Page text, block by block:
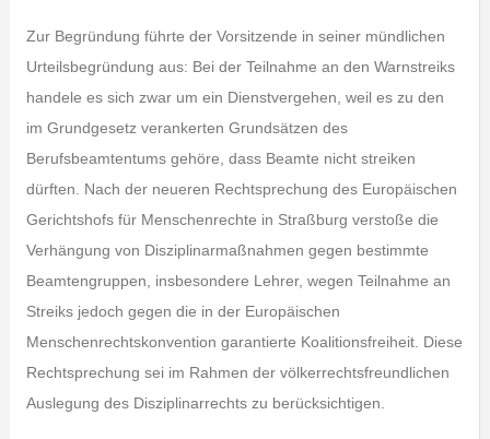
Zur Begründung führte der Vorsitzende in seiner mündlichen
Urteilsbegründung aus: Bei der Teilnahme an den Warnstreiks
handele es sich zwar um ein Dienstvergehen, weil es zu den
im Grundgesetz verankerten Grundsätzen des
Berufsbeamtentums gehöre, dass Beamte nicht streiken
dürften. Nach der neueren Rechtsprechung des Europäischen
Gerichtshofs für Menschenrechte in Straßburg verstoße die
Verhängung von Disziplinarmaßnahmen gegen bestimmte
Beamtengruppen, insbesondere Lehrer, wegen Teilnahme an
Streiks jedoch gegen die in der Europäischen
Menschenrechtskonvention garantierte Koalitionsfreiheit. Diese
Rechtsprechung sei im Rahmen der völkerrechtsfreundlichen
Auslegung des Disziplinarrechts zu berücksichtigen.